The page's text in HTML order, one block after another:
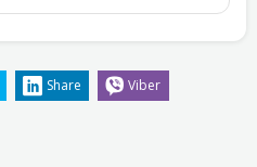
Share Viber